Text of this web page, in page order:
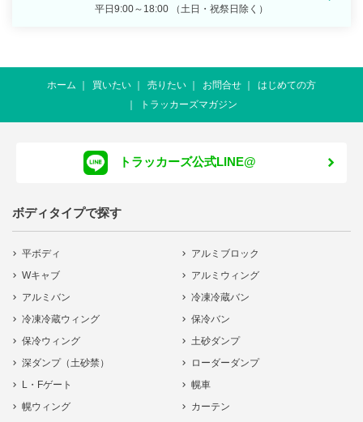
平日9:00～18:00 （土日・祝祭日除く）
ホーム 買いたい 売りたい お問合せ
はじめての方
トラッカーズマガジン
トラッカーズ公式LINE@
ボディタイプで探す
平ボディ
アルミブロック
Wキャブ
アルミウィング
アルミバン
冷凍冷蔵バン
冷凍冷蔵ウィング
保冷バン
保冷ウィング
土砂ダンプ
深ダンプ（土砂禁）
ローダーダンプ
L・Fゲート
幌車
幌ウィング
カーテン